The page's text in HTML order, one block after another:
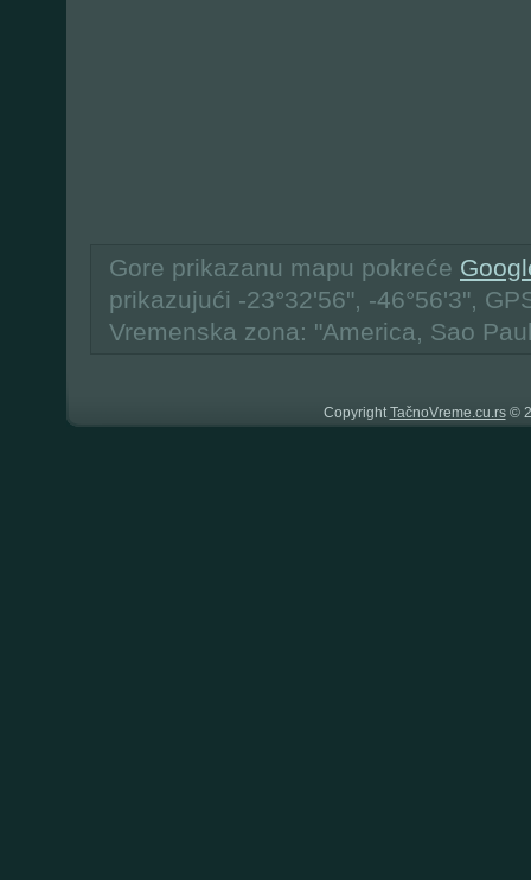
Gore prikazanu mapu pokreće
prikazujući -23°32'56", -46°56'3",
Vremenska zona: "America, Sao
CopyrightTačnoVreme.cu.rs©